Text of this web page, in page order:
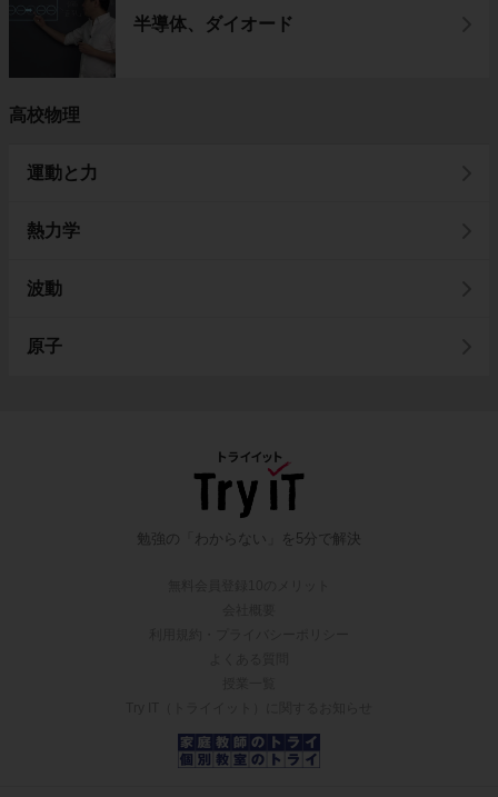
半導体、ダイオード
高校物理
運動と力
熱力学
波動
原子
勉強の「わからない」を5分で解決